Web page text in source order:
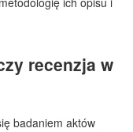
recenzja w
badaniem aktów